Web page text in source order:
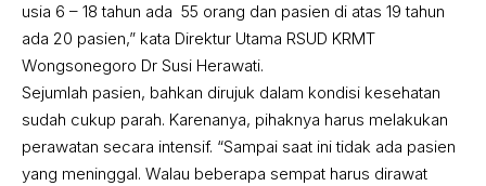
usia 6 – 18 tahun ada 55 orang dan pasien di atas 19 tahun
ada 20 pasien,” kata Direktur Utama RSUD KRMT
Wongsonegoro Dr Susi Herawati.
Sejumlah pasien, bahkan dirujuk dalam kondisi kesehatan
sudah cukup parah. Karenanya, pihaknya harus melakukan
perawatan secara intensif. “Sampai saat ini tidak ada pasien
yang meninggal. Walau beberapa sempat harus dirawat